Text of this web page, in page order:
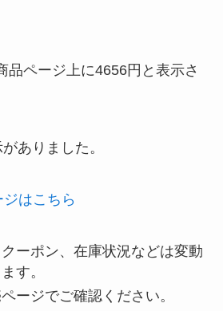
品ページ上に4656円と表示さ
ありました。
はこちら
ーポン、在庫状況などは変動
す。
ージでご確認ください。